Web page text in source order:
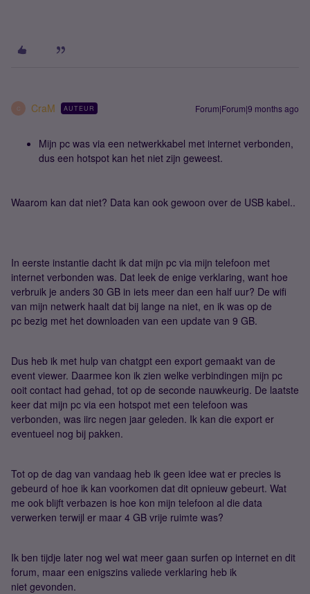
CraM AUTEUR Forum|Forum|9 months ago
Mijn pc was via een netwerkkabel met internet verbonden,
dus een hotspot kan het niet zijn geweest.
Waarom kan dat niet? Data kan ook gewoon over de USB kabel..
In eerste instantie dacht ik dat mijn pc via mijn telefoon met
internet verbonden was. Dat leek de enige verklaring, want hoe
verbruik je anders 30 GB in iets meer dan een half uur? De wifi
van mijn netwerk haalt dat bij lange na niet, en ik was op de
pc bezig met het downloaden van een update van 9 GB.
Dus heb ik met hulp van chatgpt een export gemaakt van de
event viewer. Daarmee kon ik zien welke verbindingen mijn pc
ooit contact had gehad, tot op de seconde nauwkeurig. De laatste
keer dat mijn pc via een hotspot met een telefoon was
verbonden, was iirc negen jaar geleden. Ik kan die export er
eventueel nog bij pakken.
Tot op de dag van vandaag heb ik geen idee wat er precies is
gebeurd of hoe ik kan voorkomen dat dit opnieuw gebeurt. Wat
me ook blijft verbazen is hoe kon mijn telefoon al die data
verwerken terwijl er maar 4 GB vrije ruimte was?
Ik ben tijdje later nog wel wat meer gaan surfen op internet en dit
forum, maar een enigszins valiede verklaring heb ik
niet gevonden.